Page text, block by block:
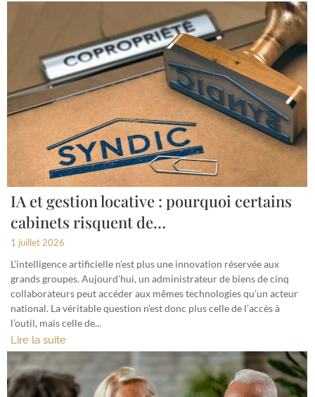
IA et gestion locative : pourquoi certains
cabinets risquent de…
1 juillet 2026
L’intelligence artificielle n’est plus une innovation réservée aux
grands groupes. Aujourd’hui, un administrateur de biens de cinq
collaborateurs peut accéder aux mêmes technologies qu’un acteur
national. La véritable question n’est donc plus celle de l’accès à
l’outil, mais celle de...
Lire la suite